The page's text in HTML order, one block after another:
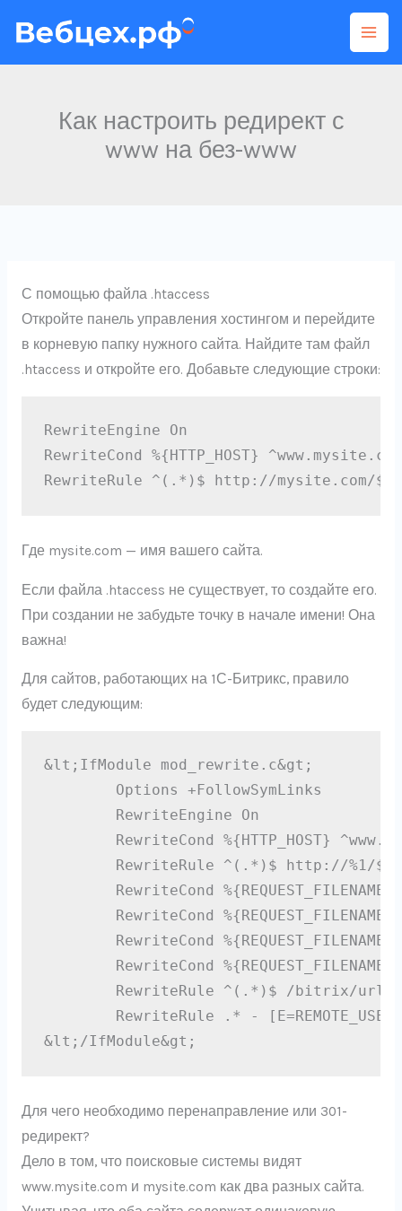
содержимому
Как настроить редирект с
www на без-www
С помощью файла .htaccess
Откройте панель управления хостингом и перейдите
в корневую папку нужного сайта. Найдите там файл
.htaccess и откройте его. Добавьте следующие строки:
RewriteEngine On
RewriteCond %{HTTP_HOST}
RewriteRule ^(.*)$ http://mysite.com/$1
Где mysite.com — имя вашего сайта.
Если файла .htaccess не существует, то создайте его.
При создании не забудьте точку в начале имени! Она
важна!
Для сайтов, работающих на 1С-Битрикс, правило
будет следующим:
&lt;IfModule mod_rewrite.c&gt;
        Options +FollowSymLinks
        RewriteEngine On
RewriteCond %{HTTP_HOST}
RewriteRule ^(.*)$ http://%1/$1
RewriteCond %{REQUEST_FILENAME}
RewriteCond %{REQUEST_FILENAME}
RewriteCond %{REQUEST_FILENAME}
RewriteCond %{REQUEST_FILENAME}
RewriteRule ^(.*)$ /bitrix/
RewriteRule .* -
&lt;/IfModule&gt;
Для чего необходимо перенаправление или 301-
редирект?
Дело в том, что поисковые системы видят
www.mysite.com и mysite.com как два разных сайта.